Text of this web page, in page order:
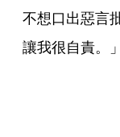
不想口出惡言
讓我很自責。」